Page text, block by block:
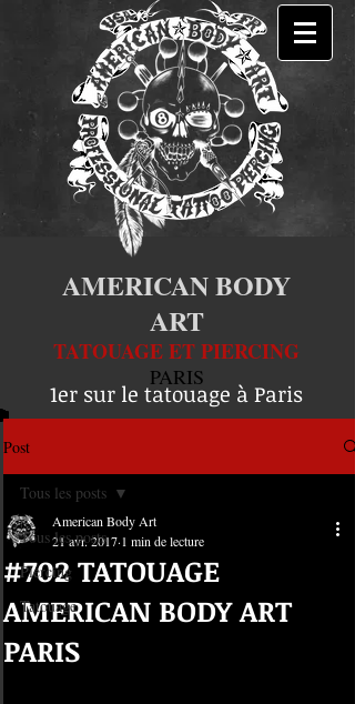
AMERICAN BODY
ART
TATOUAGE ET PIERCING
PARIS
1er sur le tatouage à Paris
Post
Tous les posts
Piercing
Tatouage
Tous les posts
#702 TATOUAGE
AMERICAN BODY ART
PARIS
American Body Art
21 avr. 2017 1 min de lecture